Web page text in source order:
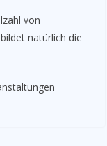
von
natürlich die